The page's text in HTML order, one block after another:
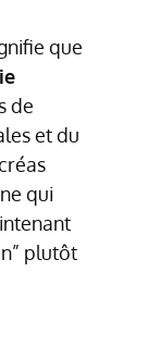
que
de
et du
qui
plutôt